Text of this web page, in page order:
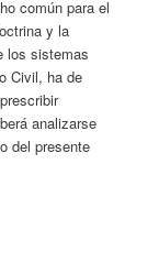
común para el
y la
los sistemas
Civil, ha de
analizarse
del presente